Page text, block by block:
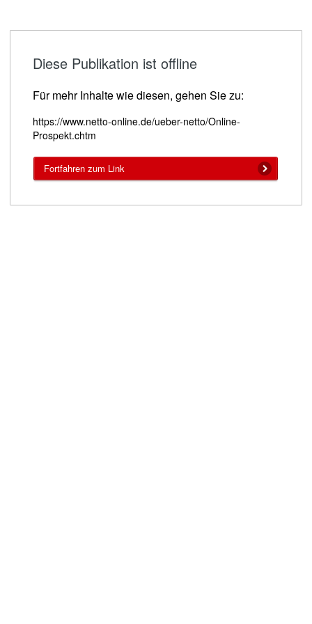
Diese Publikation ist offline
Für mehr Inhalte wie diesen, gehen Sie zu:
https://www.netto-online.de/ueber-netto/Online-
Prospekt.chtm
Fortfahren zum Link